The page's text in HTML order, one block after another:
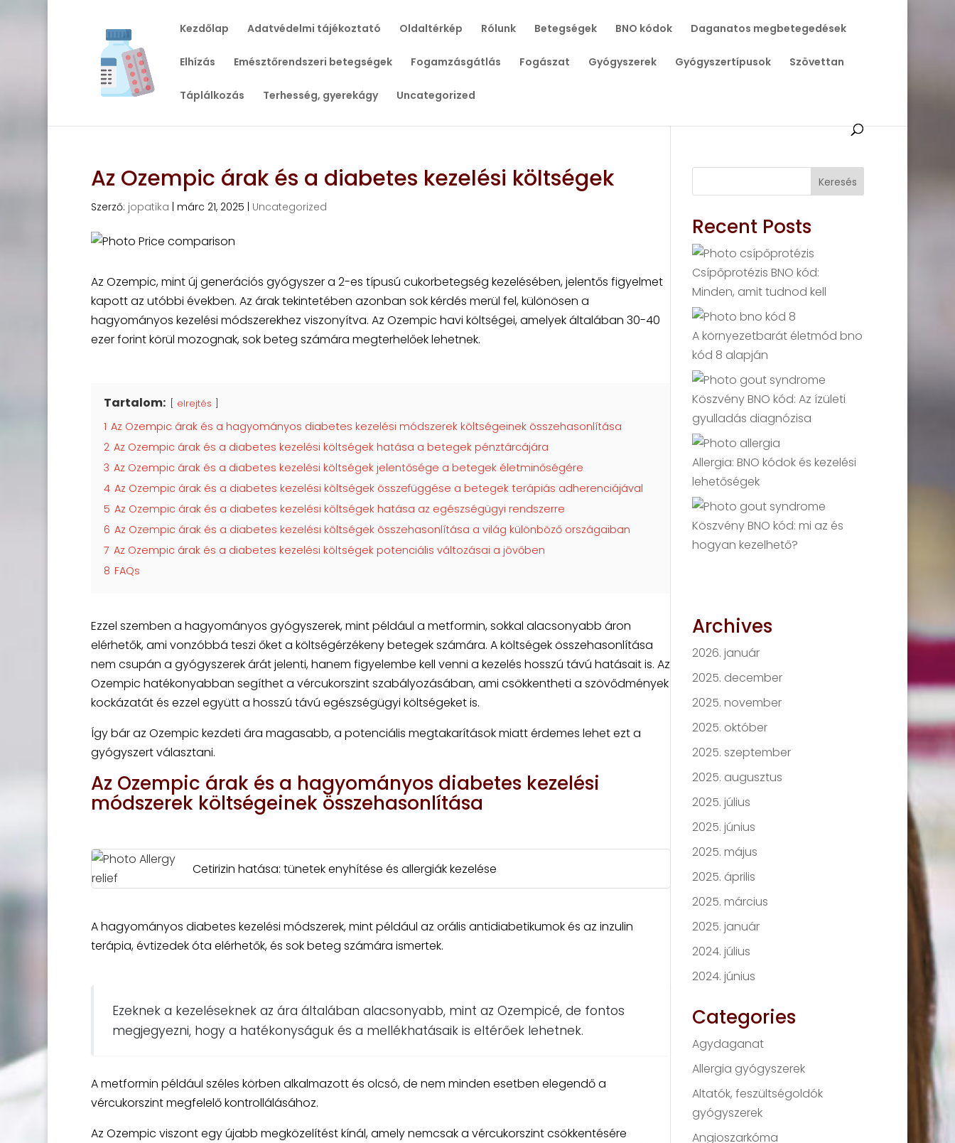
Kezdőlap Adatvédelmi tájékoztató Oldaltérkép Rólunk Betegségek BNO kódok Daganatos megbetegedések
Elhízás Emésztőrendszeri betegségek Fogamzásgátlás Fogászat Gyógyszerek Gyógyszertípusok Szövettan
Táplálkozás Terhesség, gyerekágy Uncategorized
Az Ozempic árak és a diabetes kezelési költségek
Szerző: jopatika márc 21, 2025 Uncategorized
Az Ozempic, mint új generációs gyógyszer a 2-es típusú cukorbetegség kezelésében, jelentős figyelmet
kapott az utóbbi években. Az árak tekintetében azonban sok kérdés merül fel, különösen a
hagyományos kezelési módszerekhez viszonyítva. Az Ozempic havi költségei, amelyek általában 30-40
ezer forint körül mozognak, sok beteg számára megterhelőek lehetnek.
Tartalom: elrejtés
1 Az Ozempic árak és a hagyományos diabetes kezelési módszerek költségeinek összehasonlítása
2 Az Ozempic árak és a diabetes kezelési költségek hatása a betegek pénztárcájára
3 Az Ozempic árak és a diabetes kezelési költségek jelentősége a betegek életminőségére
4 Az Ozempic árak és a diabetes kezelési költségek összefüggése a betegek terápiás adherenciájával
5 Az Ozempic árak és a diabetes kezelési költségek hatása az egészségügyi rendszerre
6 Az Ozempic árak és a diabetes kezelési költségek összehasonlítása a világ különböző országaiban
7 Az Ozempic árak és a diabetes kezelési költségek potenciális változásai a jövőben
8 FAQs
Ezzel szemben a hagyományos gyógyszerek, mint például a metformin, sokkal alacsonyabb áron
elérhetők, ami vonzóbbá teszi őket a költségérzékeny betegek számára. A költségek összehasonlítása
nem csupán a gyógyszerek árát jelenti, hanem figyelembe kell venni a kezelés hosszú távú hatásait is. Az
Ozempic hatékonyabban segíthet a vércukorszint szabályozásában, ami csökkentheti a szövődmények
kockázatát és ezzel együtt a hosszú távú egészségügyi költségeket is.
Így bár az Ozempic kezdeti ára magasabb, a potenciális megtakarítások miatt érdemes lehet ezt a
gyógyszert választani.
Az Ozempic árak és a hagyományos diabetes kezelési
módszerek költségeinek összehasonlítása
Cetirizin hatása: tünetek enyhítése és allergiák kezelése
A hagyományos diabetes kezelési módszerek, mint például az orális antidiabetikumok és az inzulin
terápia, évtizedek óta elérhetők, és sok beteg számára ismertek.
Ezeknek a kezeléseknek az ára általában alacsonyabb, mint az Ozempicé, de fontos
megjegyezni, hogy a hatékonyságuk és a mellékhatásaik is eltérőek lehetnek.
A metformin például széles körben alkalmazott és olcsó, de nem minden esetben elegendő a
vércukorszint megfelelő kontrollálásához.
Az Ozempic viszont egy újabb megközelítést kínál, amely nemcsak a vércukorszint csökkentésére
Keresés
Recent Posts
Csípőprotézis BNO kód:
Minden, amit tudnod kell
A környezetbarát életmód bno
kód 8 alapján
Köszvény BNO kód: Az ízületi
gyulladás diagnózisa
Allergia: BNO kódok és kezelési
lehetőségek
Köszvény BNO kód: mi az és
hogyan kezelhető?
Archives
2026. január
2025. december
2025. november
2025. október
2025. szeptember
2025. augusztus
2025. július
2025. június
2025. május
2025. április
2025. március
2025. január
2024. július
2024. június
Categories
Agydaganat
Allergia gyógyszerek
Altatók, feszültségoldók
gyógyszerek
Angioszarkóma